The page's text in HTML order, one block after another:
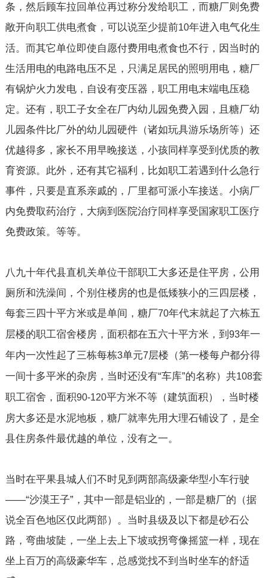
条，然后顾车拉回单位再过称分发给职工，而糖厂则免费
敞开向职工供电煮食，可以说至少提前10年进入电气化生
活。而其它单位即使自愿付费用电煮食也不行，因当时的
生活用电的电路电压不足，只满足居民的照明用电，糖厂
有锅炉火力发电，自设有变压器，职工用电末端电压稳
定。还有，职工子女全在厂内幼儿园免费入园，且糖厂幼
儿园条件比厂外的幼儿园硬件（诸如玩具游乐场所等）还
优越得多，家长不用早晚接送，小孩同样享受到优质的教
育资源。此外，还有其它福利，比如职工若遇到什么急行
事件，只要是直系亲戚的，厂里都可派小车接送。小病厂
内免费取药治疗，大病到医院治疗同样享受国家职工医疗
免费政策。等等。
八九十年代县直机关单位干部职工大多还是住平房，公用
厕所和洗澡间，个别住楼房的也是低矮狭小的三四层楼，
每套三四十平方米或是单间，糖厂70年代末就起了六栋五
层楼的职工宿舍楼房，面积都在五六十平方米，到 93年一
年内一次性起了三栋每栋3单元7层楼（第一楼每户都分得
一间十多平米的杂房，当时还没有“车库”的名称）共108套
职工宿舍，面积90-120平方米不等（建筑面积），当时楼
房大多还是水泥地板，糖厂就率先用大理石铺设了，是全
县住房条件最优越的单位，没有之一。
当时在平果县城人们不时见到两部高级豪华型小车行驶
——“沙漠王子”，其中一部是铝业的，一部是糖厂的（据
说全百色地区仅此两部）。当时县级及以下都是砂石公
路，弯曲坡陡，一坐上去上下坡或拐弯像摇篮一样，现在
坐上百万的高级豪华车，总感觉找不到当时坐车的舒适